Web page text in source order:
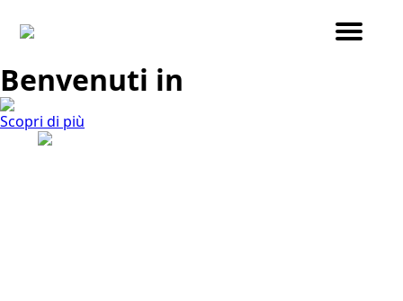
Benvenuti in
Scopri di più